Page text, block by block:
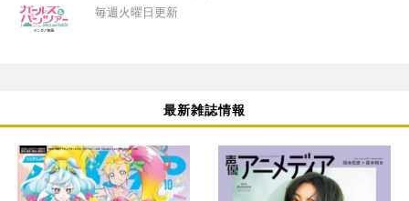
毎週火曜日更新
最新雑誌情報